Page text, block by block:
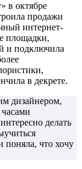
в октябре
продажи
интернет-
площадки,
и подключила
в декрете.
дизайнером,
делать
что хочу